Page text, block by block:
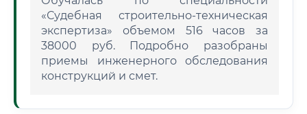
«Судебная строительно-техническая
экспертиза» объемом 516 часов за
38000 руб. Подробно разобраны
приемы инженерного обследования
конструкций и смет.